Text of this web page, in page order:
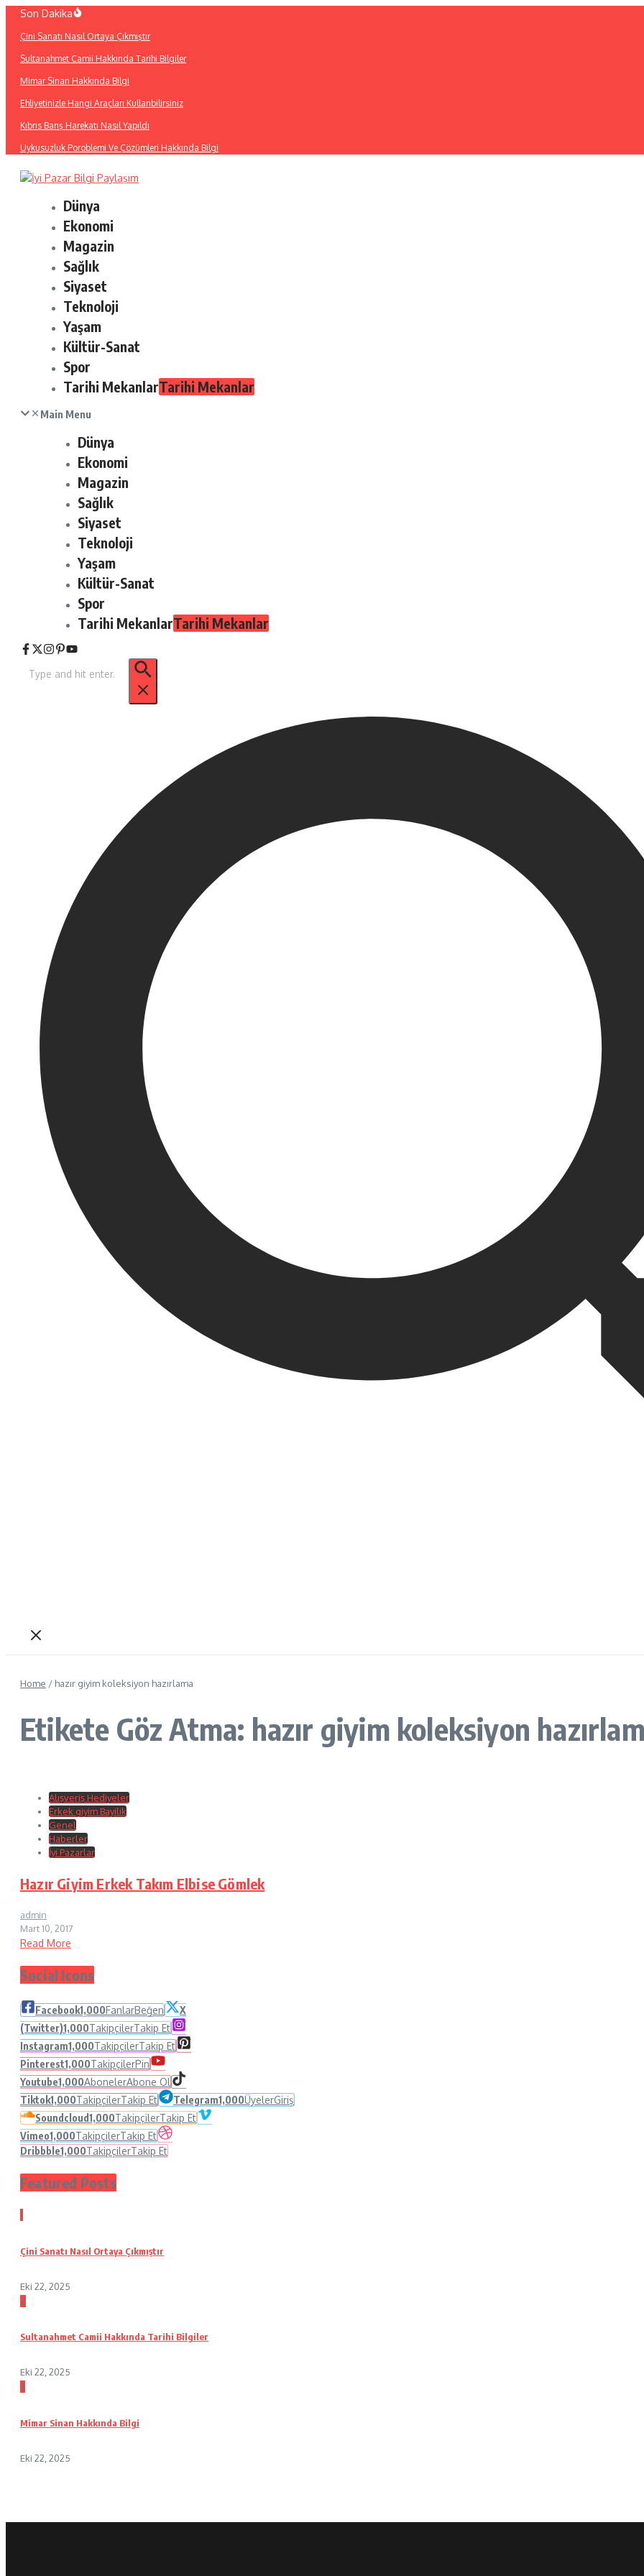
İçeriğe
Son Dakika
Çini Sanatı Nasıl Ortaya Çıkmıştır
Sultanahmet Camii Hakkında Tarihi Bilgiler
Mimar Sinan Hakkında Bilgi
Ehliyetinizle Hangi Araçları Kullanbilirsiniz
Kıbrıs Barış Harekatı Nasıl Yapıldı
Uykusuzluk Poroblemi Ve Çözümleri Hakkında Bilgi
Dünya
Ekonomi
Magazin
Sağlık
Siyaset
Teknoloji
Yaşam
Kültür-Sanat
Spor
Tarihi MekanlarTarihi Mekanlar
Main Menu
Dünya
Ekonomi
Magazin
Sağlık
Siyaset
Teknoloji
Yaşam
Kültür-Sanat
Spor
Tarihi MekanlarTarihi Mekanlar
Home / hazır giyim koleksiyon hazırlama
Etikete Göz Atma: hazır giyim koleksiyon
Alışveriş Hediyeler
Erkek giyim Bayilik
Genel
Haberler
İyi Pazarlar
Hazır Giyim Erkek Takım Elbise Gömlek
admin
Mart 10, 2017
Read More
Social Icons
Facebook1,000FanlarBeğen
X
(Twitter)1,000TakipçilerTakip Et
Instagram1,000TakipçilerTakip Et
Pinterest1,000TakipçilerPin
Youtube1,000AbonelerAbone Ol
Tiktok1,000TakipçilerTakip Et Telegram1,000ÜyelerGiriş
Soundcloud1,000TakipçilerTakip Et
Vimeo1,000TakipçilerTakip Et
Dribbble1,000TakipçilerTakip Et
Featured Posts
1
Çini Sanatı Nasıl Ortaya Çıkmıştır
Eki 22, 2025
2
Sultanahmet Camii Hakkında Tarihi Bilgiler
Eki 22, 2025
3
Mimar Sinan Hakkında Bilgi
Eki 22, 2025